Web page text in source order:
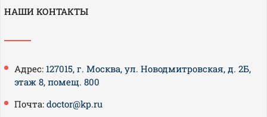
НАШИ КОНТАКТЫ
Адрес: 127015, г. Москва, ул. Новодмитровская, д. 2Б,
этаж 8, помещ. 800
Почта: doctor@kp.ru